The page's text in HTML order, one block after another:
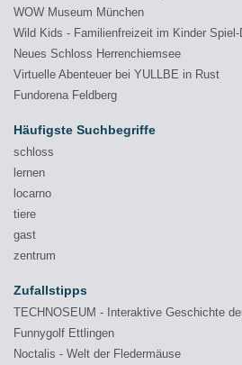
WOW Museum München
Wild Kids - Familienfreizeit im Kinder
Neues Schloss Herrenchiemsee
Virtuelle Abenteuer bei YULLBE in Rust
Fundorena Feldberg
Häufigste Suchbegriffe
schloss
lernen
locarno
tiere
gast
zentrum
Zufallstipps
TECHNOSEUM - Interaktive Geschichte
Funnygolf Ettlingen
Noctalis - Welt der Fledermäuse